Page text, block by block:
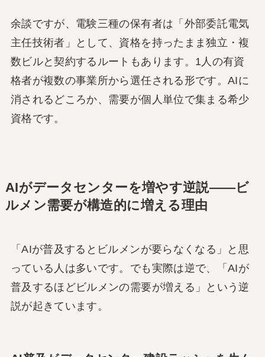
余談ですが、電験三種の保有者は「外部委託電気
主任技術者」として、資格を持ったまま独立・複
数ビルと契約するルートもあります。1人の有資
格者が複数の事業所から選任される形です。AIに
消されるどころか、需要が個人単位で集まる希少
資格です。
AIがデータセンターを増やす逆説——ビ
ルメン需要が構造的に増える理由
「AIが普及するとビルメンが要らなくなる」と思
っている人は多いです。でも実際は逆で、「AIが
普及するほどビルメンの需要が増える」という逆
説が起きています。